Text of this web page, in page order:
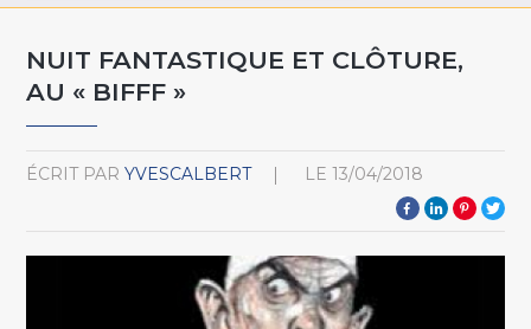
NUIT FANTASTIQUE ET CLÔTURE,
AU « BIFFF »
ÉCRIT PAR YVESCALBERT LE 13/04/2018